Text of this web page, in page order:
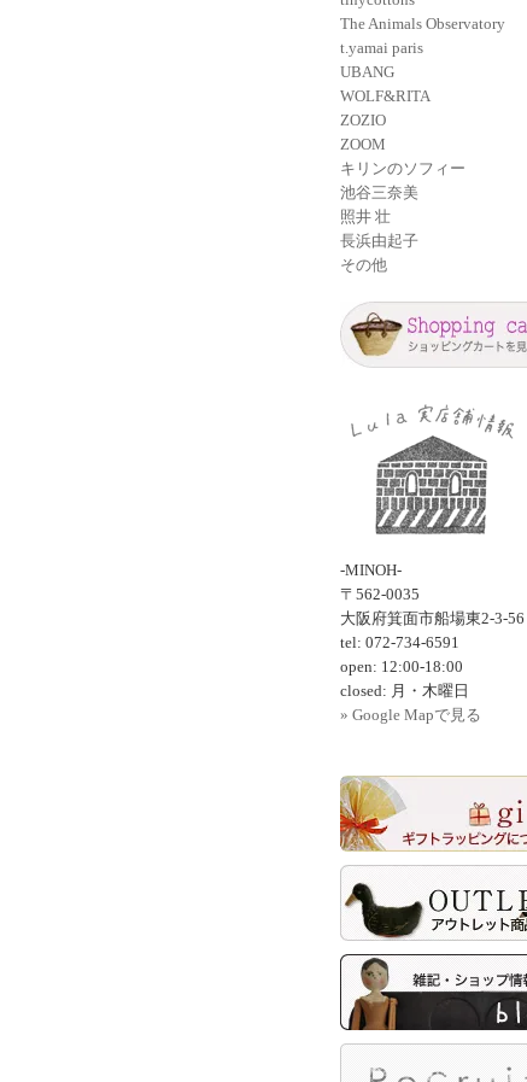
The Animals Observatory
t.yamai paris
UBANG
WOLF&RITA
ZOZIO
ZOOM
キリンのソフィー
池谷三奈美
照井 壮
長浜由起子
その他
-MINOH-
〒562-0035
大阪府箕面市船場東2-3-56
tel: 072-734-6591
open: 12:00-18:00
closed: 月・木曜日
» Google Mapで見る